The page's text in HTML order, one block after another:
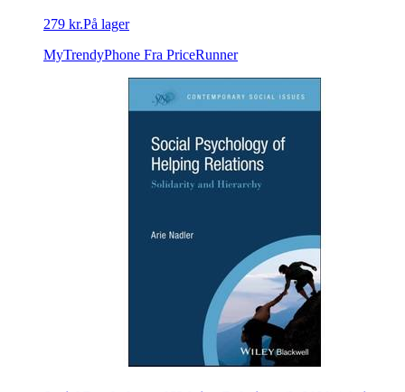
279 kr.På lager
MyTrendyPhone Fra PriceRunner